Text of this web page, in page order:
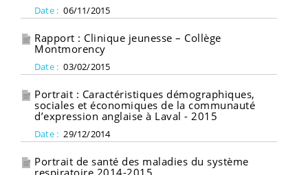
Date : 06/11/2015
Rapport : Clinique jeunesse – Collège
Montmorency
Date : 03/02/2015
Portrait : Caractéristiques démographiques,
sociales et économiques de la communauté
d’expression anglaise à Laval - 2015
Date : 29/12/2014
Portrait de santé des maladies du système
respiratoire 2014-2015